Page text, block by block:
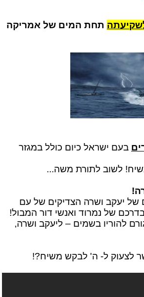
תחת המים של אמריקה
בעם ישראל כיום כולל במגזר
לשוב לתורת משה...
יעקב ושרה הצדיקים של עם
של נמרוד ואנשי דור המבול!
להוריו בשמים – ליעקב ושרה,
לצעוק ל- ה' לבקש משיח?!